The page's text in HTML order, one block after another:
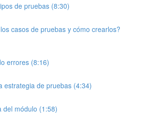
de pruebas (8:30)
casos de pruebas y cómo crearlos?
errores (8:16)
estrategia de pruebas (4:34)
del módulo (1:58)